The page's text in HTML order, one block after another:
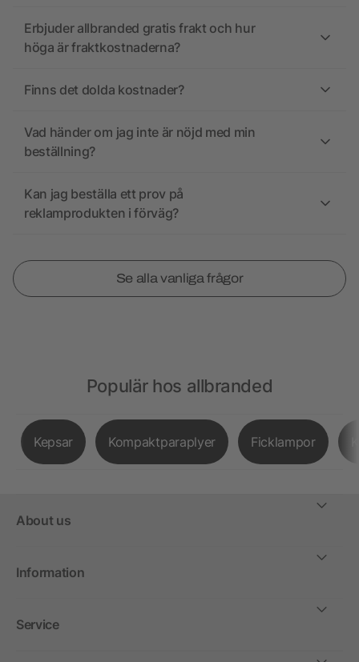
Erbjuder allbranded gratis frakt och hur
höga är fraktkostnaderna?
Finns det dolda kostnader?
Vad händer om jag inte är nöjd med min
beställning?
Kan jag beställa ett prov på
reklamprodukten i förväg?
Se alla vanliga frågor
Populär hos allbranded
Kepsar Kompaktparaplyer Ficklampor
About us
Information
Service